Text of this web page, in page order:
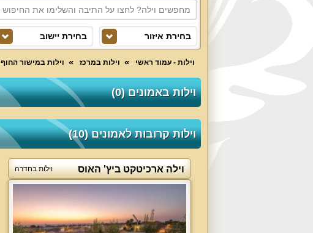
בחירת איזור בחירת יישוב
וילות - עמוד ראשי וילות במרכז וילות במישור החוף
וילות באמונים (0)
וילות קרובות לאמונים (10)
וילה ארכיטקט ביץ' האוס וילות בחדרה